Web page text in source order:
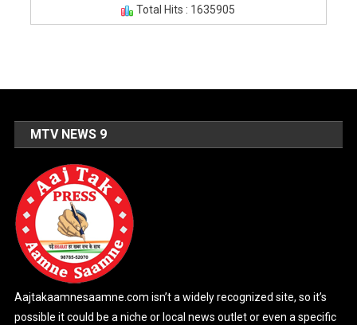
Total Hits : 1635905
MTV NEWS 9
Aajtakaamnesaamne.com isn’t a widely recognized site, so it’s
possible it could be a niche or local news outlet or even a specific